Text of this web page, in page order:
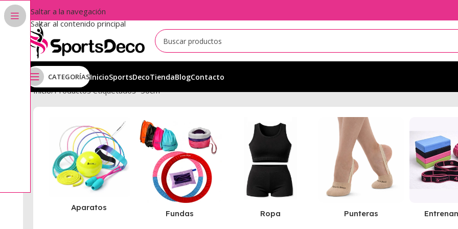
Saltar a la navegación
Saltar al contenido principal
CATEGORÍASInicioSportsDecoTiendaBlogContacto
Inicio Productos etiquetados “50cm”
Aparatos
Fundas Ropa Punteras